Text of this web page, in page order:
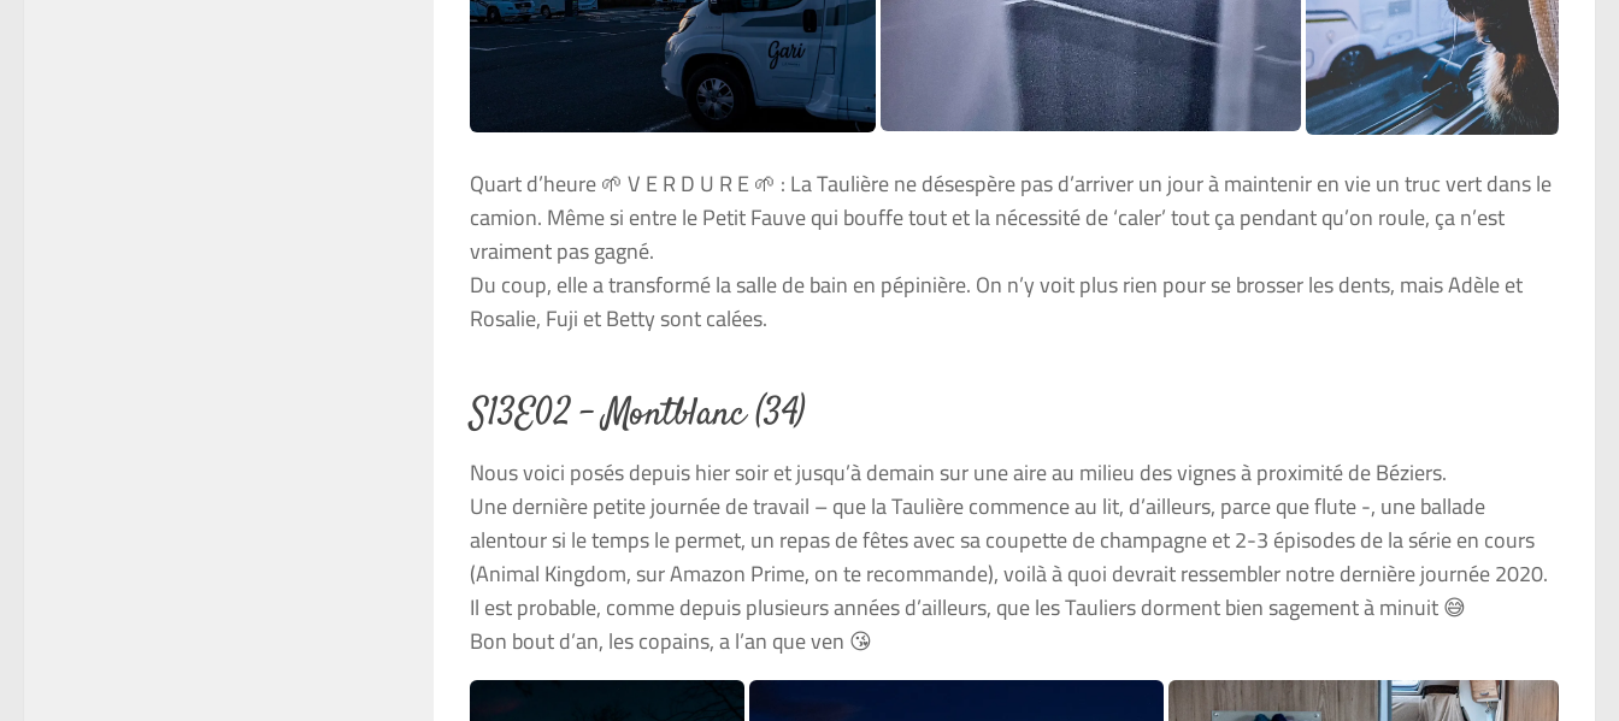
Quart d’heure 🌱 V E R D U R E 🌱 : La Taulière ne désespère pas d’arriver un jour à maintenir en vie un truc vert dans le
camion. Même si entre le Petit Fauve qui bouffe tout et la nécessité de ‘caler’ tout ça pendant qu’on roule, ça n’est
vraiment pas gagné.
Du coup, elle a transformé la salle de bain en pépinière. On n’y voit plus rien pour se brosser les dents, mais Adèle et
Rosalie, Fuji et Betty sont calées.
S13E02 – Montblanc (34)
Nous voici posés depuis hier soir et jusqu’à demain sur une aire au milieu des vignes à proximité de Béziers.
Une dernière petite journée de travail – que la Taulière commence au lit, d’ailleurs, parce que flute -, une ballade
alentour si le temps le permet, un repas de fêtes avec sa coupette de champagne et 2-3 épisodes de la série en cours
(Animal Kingdom, sur Amazon Prime, on te recommande), voilà à quoi devrait ressembler notre dernière journée 2020.
Il est probable, comme depuis plusieurs années d’ailleurs, que les Tauliers dorment bien sagement à minuit 😅
Bon bout d’an, les copains, a l’an que ven 😘